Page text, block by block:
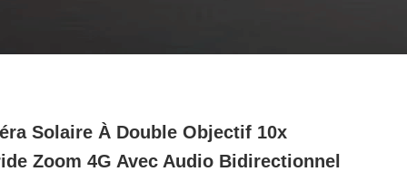
Solaire À Double Objectif 10x
Zoom 4G Avec Audio Bidirectionnel